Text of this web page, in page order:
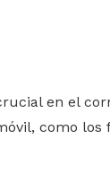
en el
como los